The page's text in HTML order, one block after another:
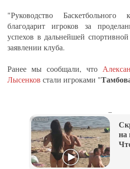
"Руководство Баскетбольного
благодарит игроков за
успехов в дальнейшей
заявлении клуба.
Ранее мы сообщали, что
Лысенков стали игроками "
на